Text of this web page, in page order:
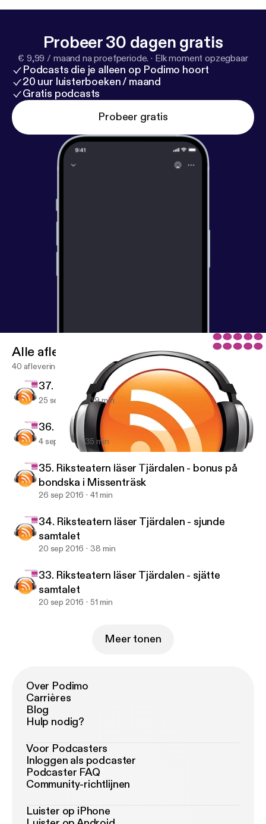
Probeer 30 dagen gratis
€ 9,99 / maand na proefperiode. · Elk moment opzegbaar
Podcasts die je alleen op Podimo hoort
20 uur luisterboeken / maand
Gratis podcasts
Probeer gratis
Riksteaterns föreningspodd
Alle afleveringen
40 afleveringen
37. Riksteatern läser Maken - andra samtalet
25 sep 2017 39 min
36. Riksteatern läser Maken - första samtalet
4 sep 2017 35 min
35. Riksteatern läser Tjärdalen - bonus på
bondska i Missenträsk
26 sep 2016 41 min
34. Riksteatern läser Tjärdalen - sjunde
samtalet
20 sep 2016 38 min
33. Riksteatern läser Tjärdalen - sjätte
samtalet
20 sep 2016 51 min
Meer tonen
Over Podimo
Carrières
Blog
Hulp nodig?
Voor Podcasters
Inloggen als podcaster
Podcaster FAQ
Community-richtlijnen
Luister op iPhone